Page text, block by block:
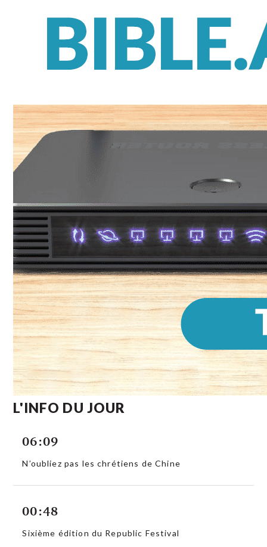
L'INFO DU JOUR
06:09
N’oubliez pas les chrétiens de Chine
00:48
Sixième édition du Republic Festival